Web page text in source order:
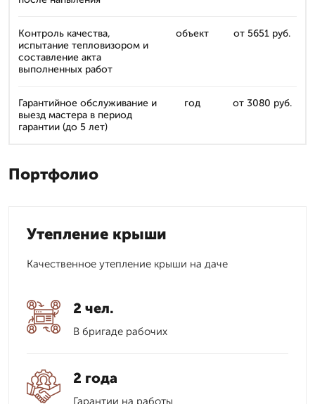
Контроль качества,
испытание тепловизором и
составление акта
выполненных работ
объект от 5651 руб.
Гарантийное обслуживание и
выезд мастера в период
гарантии (до 5 лет)
год от 3080 руб.
Портфолио
Утепление крыши
Качественное утепление крыши на даче
2 чел.
В бригаде рабочих
2 года
Гарантии на работы